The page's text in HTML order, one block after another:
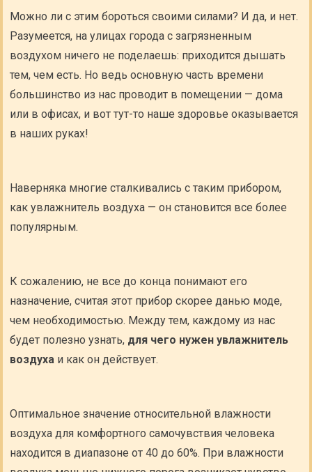
Можно ли с этим бороться своими силами? И да, и нет.
Разумеется, на улицах города с загрязненным
воздухом ничего не поделаешь: приходится дышать
тем, чем есть. Но ведь основную часть времени
большинство из нас проводит в помещении — дома
или в офисах, и вот тут-то наше здоровье оказывается
в наших руках!
Наверняка многие сталкивались с таким прибором,
как увлажнитель воздуха — он становится все более
популярным.
К сожалению, не все до конца понимают его
назначение, считая этот прибор скорее данью моде,
чем необходимостью. Между тем, каждому из нас
будет полезно узнать, для чего нужен увлажнитель
воздуха и как он действует.
Оптимальное значение относительной влажности
воздуха для комфортного самочувствия человека
находится в диапазоне от 40 до 60%. При влажности